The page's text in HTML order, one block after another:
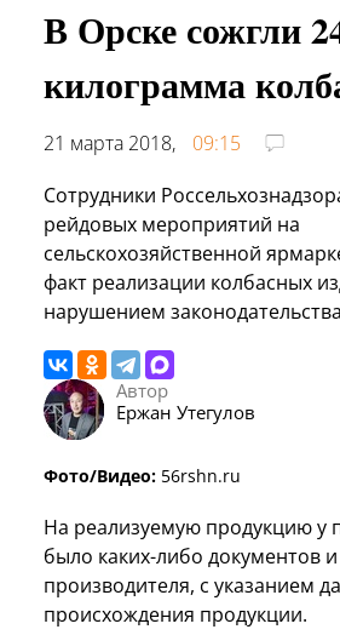
В Орске сожгли
килограмма
21 марта 2018,
09:15
Сотрудники
рейдовых мероприятий на
сельскохозяйственной
факт реализации колбасных
нарушением
Автор
Ержан Утегулов
Фото/Видео: 56rshn.ru
На реализуемую продукцию у
было каких-либо документов
производителя, с указанием
происхождения продукции.